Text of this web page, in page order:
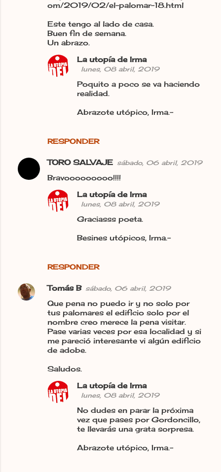
om/2019/02/el-palomar-18.html
Este tengo al lado de casa.
Buen fin de semana.
Un abrazo.
RESPONDER
La utopía de Irma
lunes, 08 abril, 2019
Poquito a poco se va haciendo
realidad.
Abrazote utópico, Irma.-
TORO SALVAJE sábado, 06 abril, 2019
Bravooooooooo!!!!
RESPONDER
La utopía de Irma
lunes, 08 abril, 2019
Graciasss poeta.
Besines utópicos, Irma.-
Tomás B sábado, 06 abril, 2019
Que pena no puedo ir y no solo por
tus palomares el edificio solo por el
nombre creo merece la pena visitar.
Pase varias veces por esa localidad y si
me pareció interesante vi algún edificio
de adobe.
Saludos.
La utopía de Irma
lunes, 08 abril, 2019
No dudes en parar la próxima
vez que pases por Gordoncillo,
te llevarás una grata sorpresa.
Abrazote utópico, Irma.-